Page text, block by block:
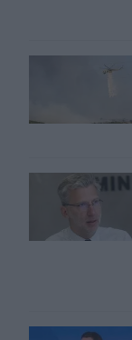
Έβρος:
Σκέρτσος:
Θ.